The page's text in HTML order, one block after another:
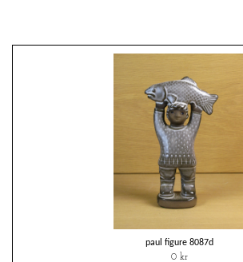
paul figure 8087d
0 kr